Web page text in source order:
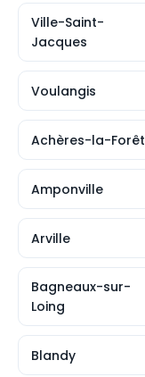
Ville-Saint-
Jacques
Voulangis
Achères-la-Forêt
Amponville
Arville
Bagneaux-sur-
Loing
Blandy